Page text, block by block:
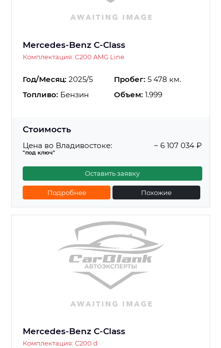
Mercedes-Benz C-Class
Комплектация: C200 AMG Line
Год/Месяц: 2025/5 Пробег: 5 478 км.
Топливо: Бензин Объем: 1.999
Стоимость
Цена во Владивостоке:
"под ключ"
~ 6 107 034 ₽
Оставить заявку
Подробнее Похожие
Mercedes-Benz C-Class
Комплектация: C200 d